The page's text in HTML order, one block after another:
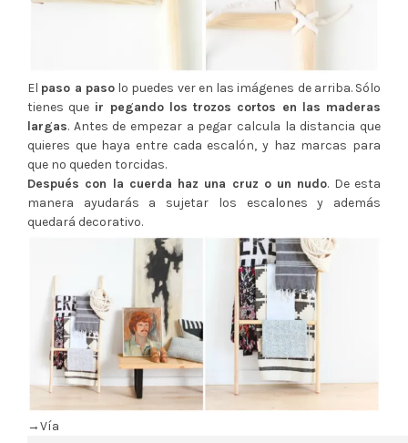
El paso a pasolo puedes ver en las imágenes de arriba. Sólo
tienes que ir pegando los trozos cortos en las maderas
largas. Antes de empezar a pegar calcula la distancia que
quieres que haya entre cada escalón, y haz marcas para
que no queden torcidas.
Después con la cuerda haz una cruz o un nudo. De esta
manera ayudarás a sujetar los escalones y además
quedará decorativo.
→Vía